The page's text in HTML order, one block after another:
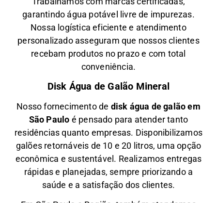
garantindo água potável livre de impurezas.
Nossa logística eficiente e atendimento
personalizado asseguram que nossos clientes
recebam produtos no prazo e com total
conveniência.
Disk Água de Galão Mineral
Nosso fornecimento de disk água de galão em
São Paulo é pensado para atender tanto
residências quanto empresas. Disponibilizamos
galões retornáveis de 10 e 20 litros, uma opção
econômica e sustentável. Realizamos entregas
rápidas e planejadas, sempre priorizando a
saúde e a satisfação dos clientes.